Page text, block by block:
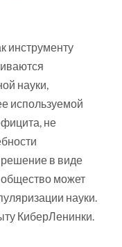
инструменту
науки,
используемой
не
в виде
общество может
науки.
КиберЛенинки.